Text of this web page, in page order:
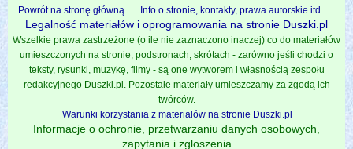
Powrót na stronę główną
Info o stronie, kontakty, prawa autorskie itd.
Legalność materiałów i oprogramowania na stronie Duszki.pl
Wszelkie prawa zastrzeżone (o ile nie zaznaczono inaczej) co do materiałów
umieszczonych na stronie, podstronach, skrótach - zarówno jeśli chodzi o
teksty, rysunki, muzykę, filmy - są one wytworem i własnością zespołu
redakcyjnego Duszki.pl. Pozostałe materiały umieszczamy za zgodą ich
twórców.
Warunki korzystania z materiałów na stronie Duszki.pl
Informacje o ochronie, przetwarzaniu danych osobowych,
zapytania i zgloszenia